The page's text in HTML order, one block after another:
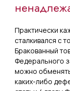
судах
услуги и
Взыскание
и адвокатов.
Практически
сталкивался с
Бракованный
Федерального
можно
каких-либо